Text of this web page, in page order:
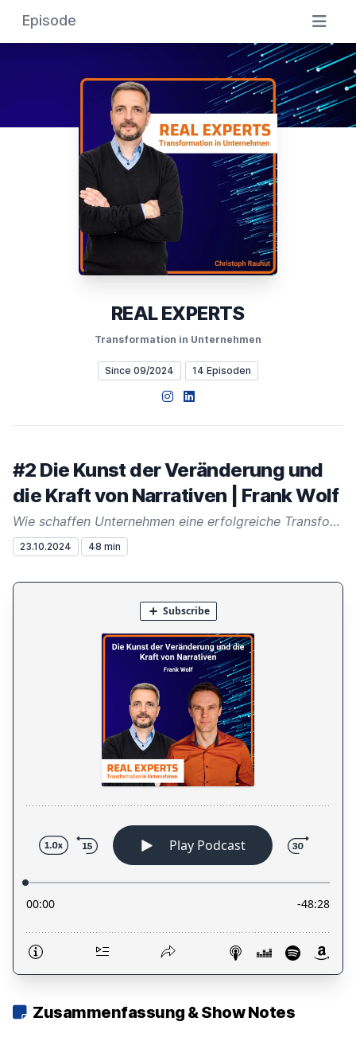
Episode
REAL EXPERTS
Transformation in Unternehmen
Since 09/2024 14 Episoden
Instagram
LinkedIn
#2 Die Kunst der Veränderung und
die Kraft von Narrativen | Frank Wolf
Wie schaffen Unternehmen eine erfolgreiche Transformation durch die Kraft der Narrative?
23.10.2024 48 min
Zusammenfassung & Show Notes